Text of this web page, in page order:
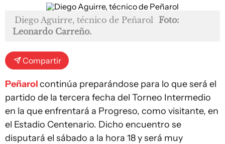
Diego Aguirre, técnico de Peñarol Foto:
Leonardo Carreño.
Compartir
Peñarolcontinúa preparándose para lo que será el
partido de la tercera fecha del Torneo Intermedio
en la que enfrentará a Progreso, como visitante, en
el Estadio Centenario. Dicho encuentro se
disputará el sábado a la hora 18 y será muy